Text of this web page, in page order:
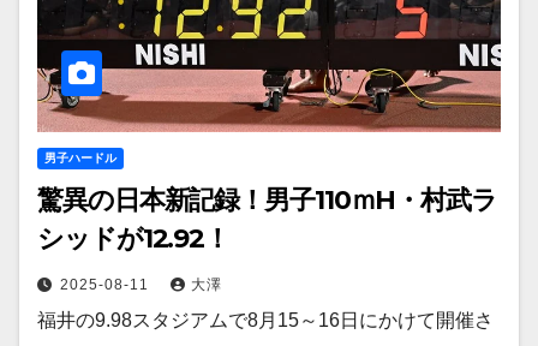
男子ハードル
驚異の日本新記録！男子110ｍH・村武ラ
シッドが12.92！
2025-08-11 大澤
福井の9.98スタジアムで8月15～16日にかけて開催さ